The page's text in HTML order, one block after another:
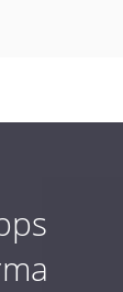
A 18:30 PM